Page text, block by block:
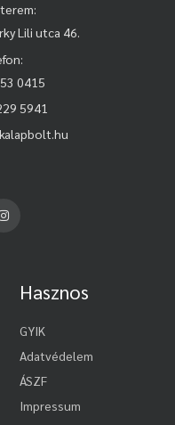
Lili utca 46.
0415
5941
Hasznos
GYIK
Adatvédelem
ÁSZF
Impressum